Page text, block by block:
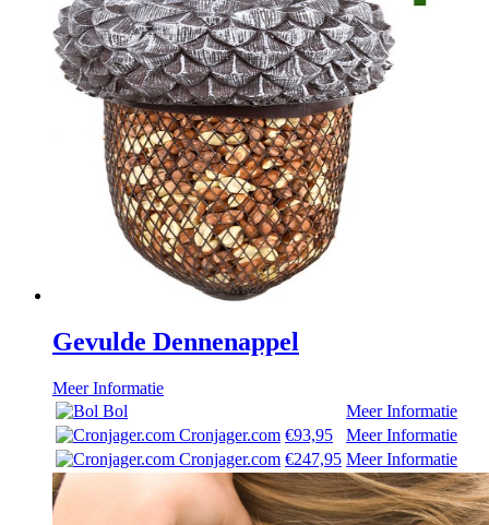
Gevulde Dennenappel
Meer Informatie
Bol
Meer Informatie
Cronjager.com €93,95
Meer Informatie
Cronjager.com €247,95 Meer Informatie